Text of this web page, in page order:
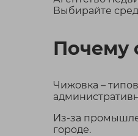
Выбирайте
Почему
Чижовка –
Из-за
городе.